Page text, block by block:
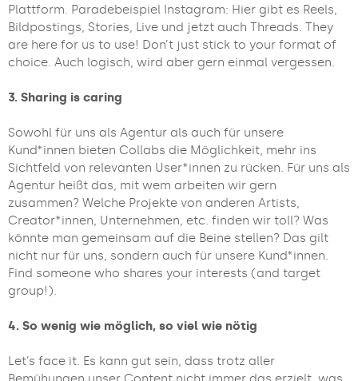
Plattform. Paradebeispiel Instagram: Hier gibt es Reels,
Bildpostings, Stories, Live und jetzt auch Threads. They
are here for us to use! Don’t just stick to your format of
choice. Auch logisch, wird aber gern einmal vergessen.
3. Sharing is caring
Sowohl für uns als Agentur als auch für unsere
Kund*innen bieten Collabs die Möglichkeit, mehr ins
Sichtfeld von relevanten User*innen zu rücken. Für uns als
Agentur heißt das, mit wem arbeiten wir gern
zusammen? Welche Projekte von anderen Artists,
Creator*innen, Unternehmen, etc. finden wir toll? Was
könnte man gemeinsam auf die Beine stellen? Das gilt
nicht nur für uns, sondern auch für unsere Kund*innen.
Find someone who shares your interests (and target
group!).
4. So wenig wie möglich, so viel wie nötig
Let’s face it. Es kann gut sein, dass trotz aller